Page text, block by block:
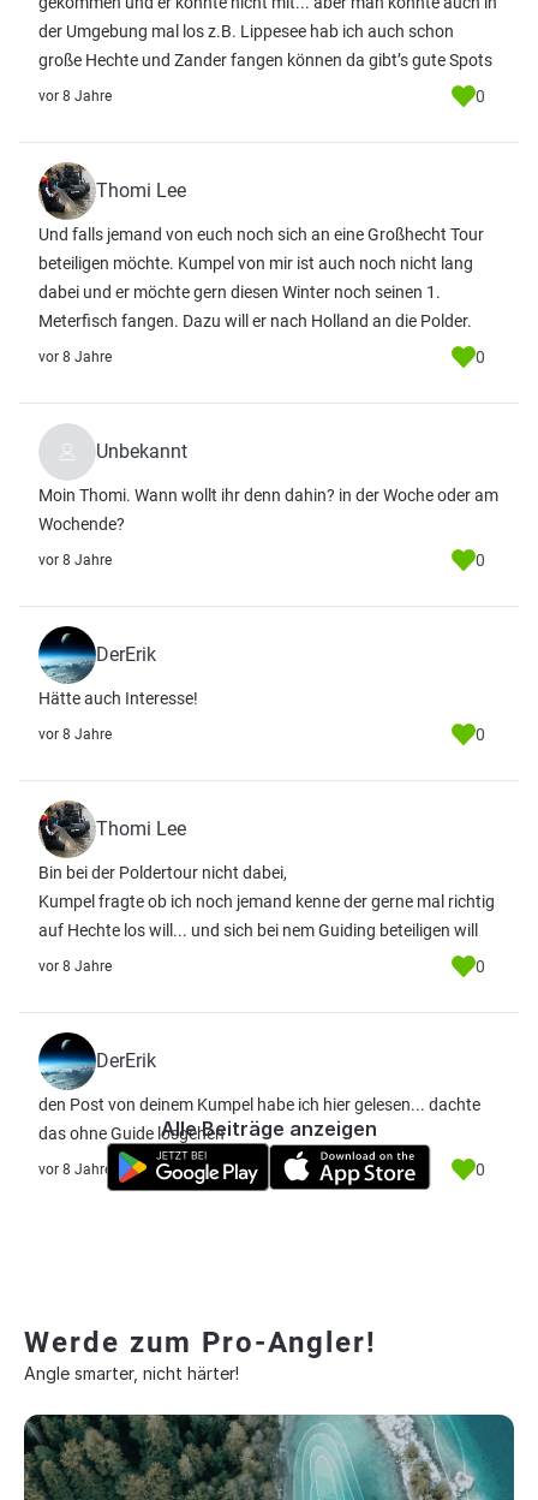
der Umgebung mal los z.B. Lippesee hab ich auch schon
große Hechte und Zander fangen können da gibt’s gute Spots
vor 8 Jahre 0
Thomi Lee
Und falls jemand von euch noch sich an eine Großhecht Tour
beteiligen möchte. Kumpel von mir ist auch noch nicht lang
dabei und er möchte gern diesen Winter noch seinen 1.
Meterfisch fangen. Dazu will er nach Holland an die Polder.
vor 8 Jahre 0
Unbekannt
Moin Thomi. Wann wollt ihr denn dahin? in der Woche oder am
Wochende?
vor 8 Jahre 0
DerErik
Hätte auch Interesse!
vor 8 Jahre 0
Thomi Lee
Bin bei der Poldertour nicht dabei,
Kumpel fragte ob ich noch jemand kenne der gerne mal richtig
auf Hechte los will... und sich bei nem Guiding beteiligen will
vor 8 Jahre 0
DerErik
den Post von deinem Kumpel habe ich hier gelesen... dachte
das ohne Guide losgehen
vor 8 Jahre 0
Alle Beiträge anzeigen
Werde zum Pro-Angler!
Angle smarter, nicht härter!